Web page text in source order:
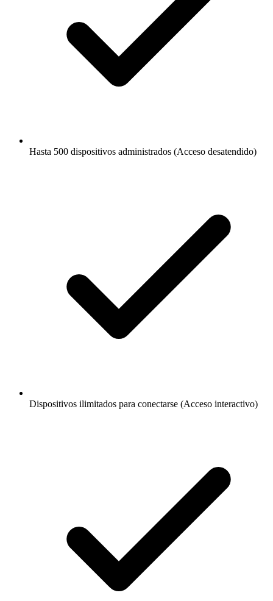
Hasta 500 dispositivos administrados (Acceso desatendido)
Dispositivos ilimitados para conectarse (Acceso interactivo)